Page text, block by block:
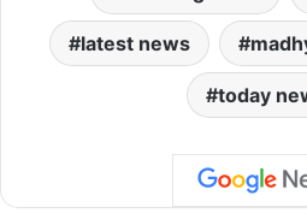
latest news
today